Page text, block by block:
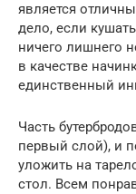
является
дело, если
ничего лишнего
в качестве
единственный
Часть
первый слой), и
уложить на
стол. Всем